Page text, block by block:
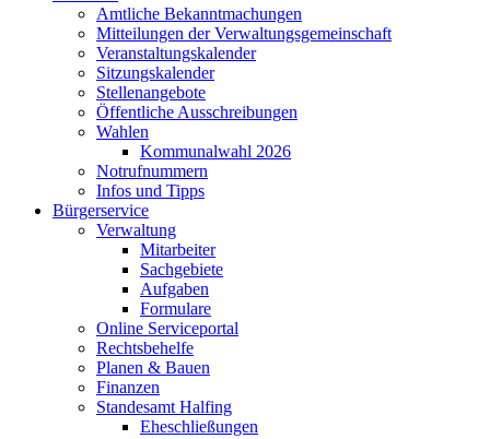
Amtliche Bekanntmachungen
Mitteilungen der Verwaltungsgemeinschaft
Veranstaltungskalender
Sitzungskalender
Stellenangebote
Öffentliche Ausschreibungen
Wahlen
Kommunalwahl 2026
Notrufnummern
Infos und Tipps
Bürgerservice
Verwaltung
Mitarbeiter
Sachgebiete
Aufgaben
Formulare
Online Serviceportal
Rechtsbehelfe
Planen & Bauen
Finanzen
Standesamt Halfing
Eheschließungen